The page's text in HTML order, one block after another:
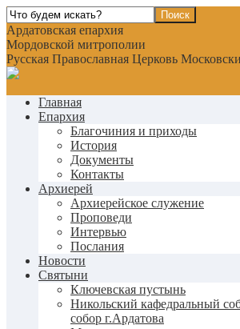
Ардатовская епархия
Мордовской митрополии
Русская Православная Церковь
Главная
Епархия
Благочиния и приходы
История
Документы
Контакты
Архиерей
Архиерейское служение
Проповеди
Интервью
Послания
Новости
Святыни
Ключевская пустынь
Никольский кафедральный
собор г.Ардатова